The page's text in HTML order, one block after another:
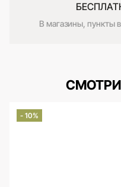
В магазины, пункты
- 10%